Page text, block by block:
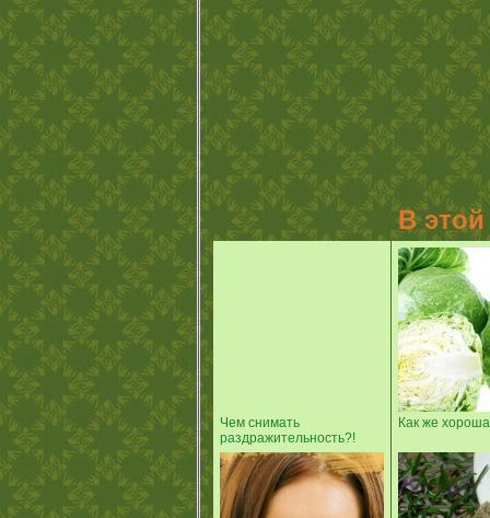
В
Чем снимать
раздражительность?!
Как же хороша